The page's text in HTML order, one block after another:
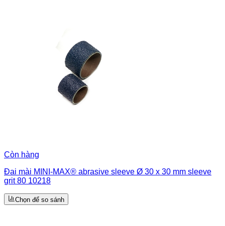
Còn hàng
Đai mài MINI-MAX® abrasive sleeve Ø 30 x 30 mm sleeve
grit 80 10218
Chọn để so sánh